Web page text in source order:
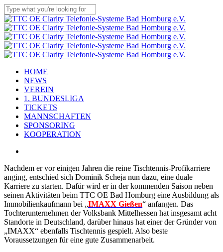
Skip
to
main
content
Close
Search
Menu
HOME
NEWS
VEREIN
1. BUNDESLIGA
TICKETS
MANNSCHAFTEN
SPONSORING
KOOPERATION
Nachdem er vor einigen Jahren die reine Tischtennis-Profikarriere
anging, entschied sich Dominik Scheja nun dazu, eine duale
Karriere zu starten. Dafür wird er in der kommenden Saison neben
seinen Aktivitäten beim TTC OE Bad Homburg eine Ausbildung als
Immobilienkaufmann bei „IMAXX Gießen“ anfangen. Das
Tochterunternehmen der Volksbank Mittelhessen hat insgesamt acht
Standorte in Deutschland, darüber hinaus hat einer der Gründer von
„IMAXX“ ebenfalls Tischtennis gespielt. Also beste
Voraussetzungen für eine gute Zusammenarbeit.